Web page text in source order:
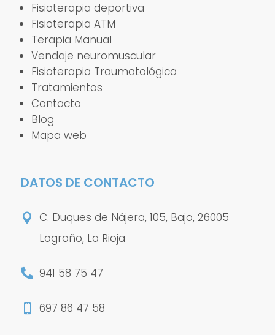
Fisioterapia deportiva
Fisioterapia ATM
Terapia Manual
Vendaje neuromuscular
Fisioterapia Traumatológica
Tratamientos
Contacto
Blog
Mapa web
DATOS DE CONTACTO

C. Duques de Nájera, 105, Bajo, 26005
Logroño, La Rioja
 941 58 75 47
 697 86 47 58